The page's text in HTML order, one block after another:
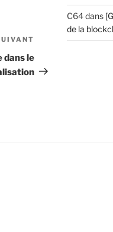
suivant
dans le
C64dans
de la